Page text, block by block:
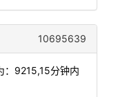
10695639
：9215,15分钟内